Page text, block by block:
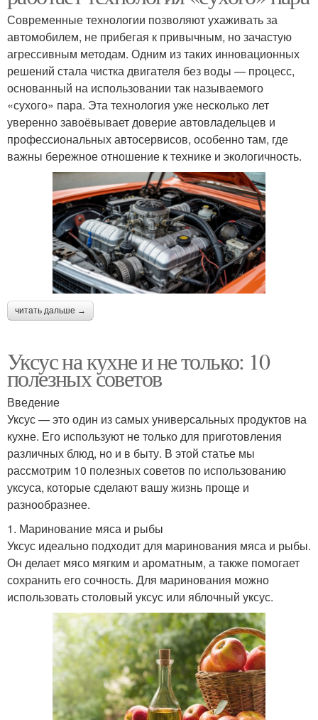
Современные технологии позволяют ухаживать за
автомобилем, не прибегая к привычным, но зачастую
агрессивным методам. Одним из таких инновационных
решений стала чистка двигателя без воды — процесс,
основанный на использовании так называемого
«сухого» пара. Эта технология уже несколько лет
уверенно завоёвывает доверие автовладельцев и
профессиональных автосервисов, особенно там, где
важны бережное отношение к технике и экологичность.
читать дальше →
Уксус на кухне и не только: 10
полезных советов
Введение
Уксус — это один из самых универсальных продуктов на
кухне. Его используют не только для приготовления
различных блюд, но и в быту. В этой статье мы
рассмотрим 10 полезных советов по использованию
уксуса, которые сделают вашу жизнь проще и
разнообразнее.
1. Маринование мяса и рыбы
Уксус идеально подходит для маринования мяса и рыбы.
Он делает мясо мягким и ароматным, а также помогает
сохранить его сочность. Для маринования можно
использовать столовый уксус или яблочный уксус.